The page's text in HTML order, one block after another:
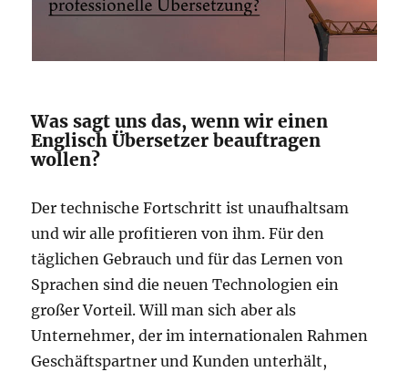
Was sagt uns das, wenn wir einen
Englisch Übersetzer beauftragen
wollen?
Der technische Fortschritt ist unaufhaltsam
und wir alle profitieren von ihm. Für den
täglichen Gebrauch und für das Lernen von
Sprachen sind die neuen Technologien ein
großer Vorteil. Will man sich aber als
Unternehmer, der im internationalen Rahmen
Geschäftspartner und Kunden unterhält,